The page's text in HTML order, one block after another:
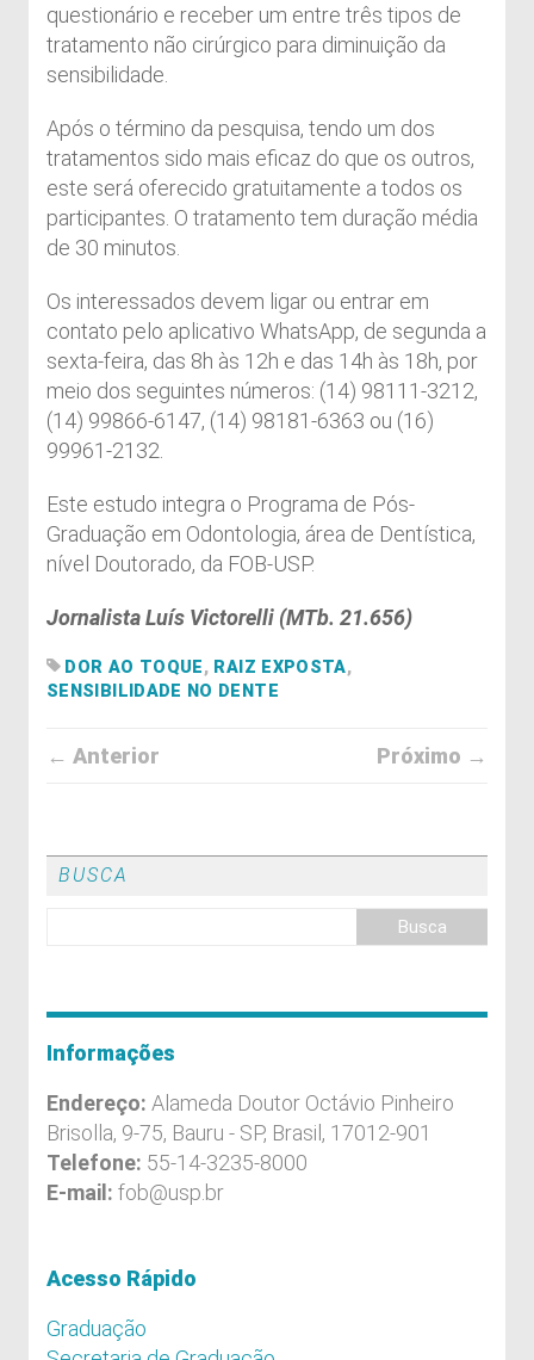
questionário e receber um entre três tipos de
tratamento não cirúrgico para diminuição da
sensibilidade.
Após o término da pesquisa, tendo um dos
tratamentos sido mais eficaz do que os outros,
este será oferecido gratuitamente a todos os
participantes. O tratamento tem duração média
de 30 minutos.
Os interessados devem ligar ou entrar em
contato pelo aplicativo WhatsApp, de segunda a
sexta-feira, das 8h às 12h e das 14h às 18h, por
meio dos seguintes números: (14) 98111-3212,
(14) 99866-6147, (14) 98181-6363 ou (16)
99961-2132.
Este estudo integra o Programa de Pós-
Graduação em Odontologia, área de Dentística,
nível Doutorado, da FOB-USP.
Jornalista Luís Victorelli (MTb. 21.656)
DOR AO TOQUE, RAIZ EXPOSTA,
SENSIBILIDADE NO DENTE
← Anterior Próximo →
BUSCA
Informações
Endereço: Alameda Doutor Octávio Pinheiro
Brisolla, 9-75, Bauru - SP, Brasil, 17012-901
Telefone: 55-14-3235-8000
E-mail: fob@usp.br
Acesso Rápido
Graduação